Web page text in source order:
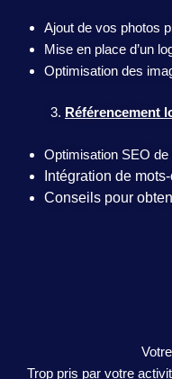
Ajout de vos photos
Mise en place d’un
Optimisation des
Référencement
Optimisation SEO
Intégration de
Conseils pour
Trop pris par votre